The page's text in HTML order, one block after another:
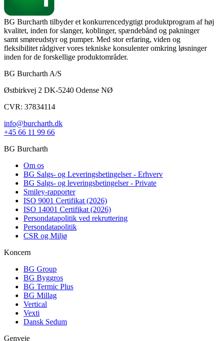
BG Burcharth tilbyder et konkurrencedygtigt produktprogram af høj
kvalitet, inden for slanger, koblinger, spændebånd og pakninger
samt smøreudstyr og pumper. Med stor erfaring, viden og
fleksibilitet rådgiver vores tekniske konsulenter omkring løsninger
inden for de forskellige produktområder.
BG Burcharth A/S
Østbirkvej 2 DK-5240 Odense NØ
CVR: 37834114
info@burcharth.dk
+45 66 11 99 66
BG Burcharth
Om os
BG Salgs- og Leveringsbetingelser - Erhverv
BG Salgs- og leveringsbetingelser - Private
Smiley-rapporter
ISO 9001 Certifikat (2026)
ISO 14001 Certifikat (2026)
Persondatapolitik ved rekruttering
Persondatapolitik
CSR og Miljø
Koncern
BG Group
BG Byggros
BG Termic Plus
BG Millag
Vertical
Vexti
Dansk Sedum
Genveje